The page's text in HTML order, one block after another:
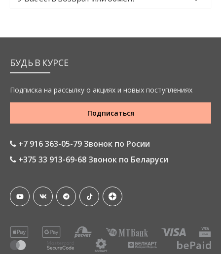
БУДЬ В КУРСЕ
Подписка на рассылку о акциях и новых поступлениях
Подписаться
+7 916 363-05-79 Звонок по Росии
+375 33 913-69-68 Звонок по Беларуси